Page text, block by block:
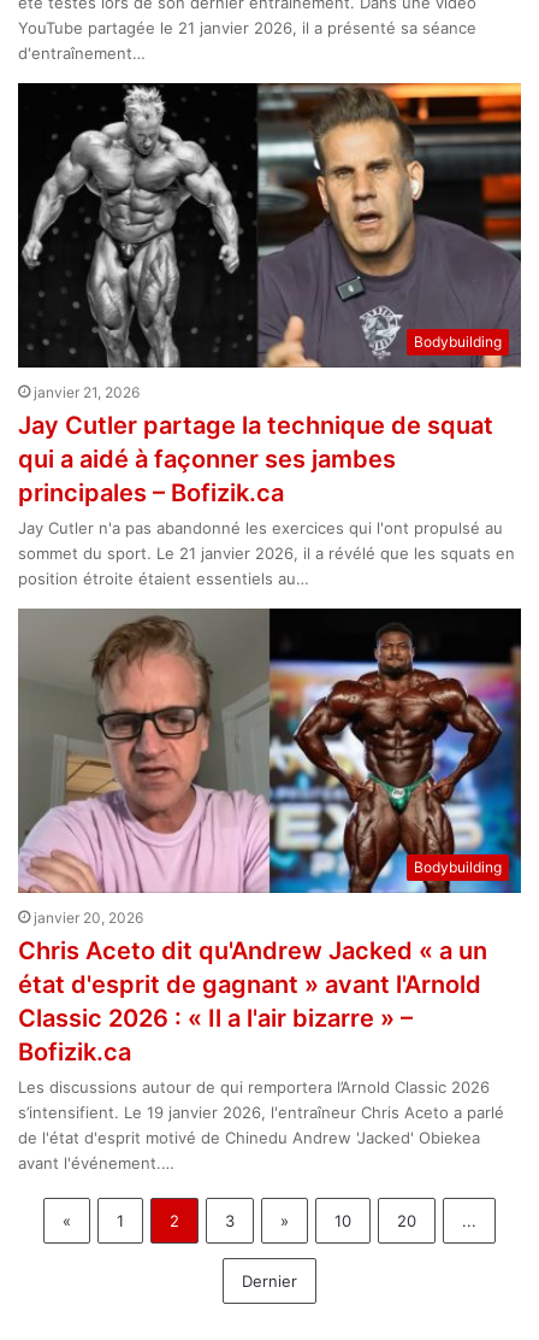
YouTube partagée le 21 janvier 2026, il a présenté sa séance
d'entraînement…
Bodybuilding
janvier 21, 2026
Jay Cutler partage la technique de squat
qui a aidé à façonner ses jambes
principales – Bofizik.ca
Jay Cutler n'a pas abandonné les exercices qui l'ont propulsé au
sommet du sport. Le 21 janvier 2026, il a révélé que les squats en
position étroite étaient essentiels au…
Bodybuilding
janvier 20, 2026
Chris Aceto dit qu'Andrew Jacked « a un
état d'esprit de gagnant » avant l'Arnold
Classic 2026 : « Il a l'air bizarre » –
Bofizik.ca
Les discussions autour de qui remportera l’Arnold Classic 2026
s’intensifient. Le 19 janvier 2026, l'entraîneur Chris Aceto a parlé
de l'état d'esprit motivé de Chinedu Andrew 'Jacked' Obiekea
avant l'événement.…
« 1 2 3 » 10 20 ...
Dernier